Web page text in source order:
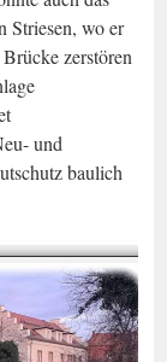
Striesen, wo er
zerstören
und
baulich